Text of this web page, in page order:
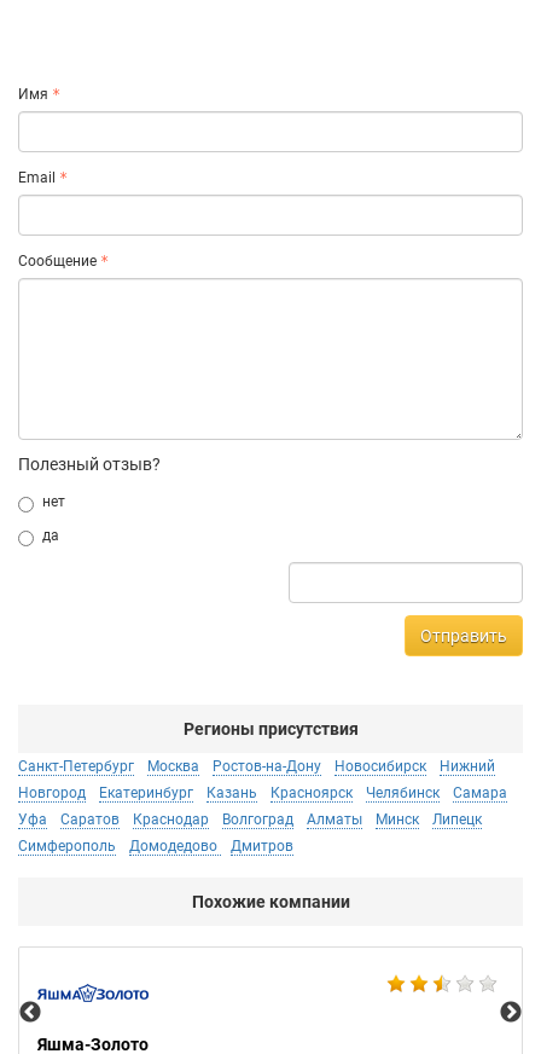
Имя
Email
Сообщение
Полезный отзыв?
нет
да
Отправить
Регионы присутствия
Санкт-Петербург Москва Ростов-на-Дону Новосибирск
Нижний
Новгород
Екатеринбург Казань Красноярск Челябинск
Самара
Уфа
Саратов Краснодар Волгоград Алматы Минск
Липецк
Симферополь
Домодедово Дмитров
Похожие компании
Яшма-Золото